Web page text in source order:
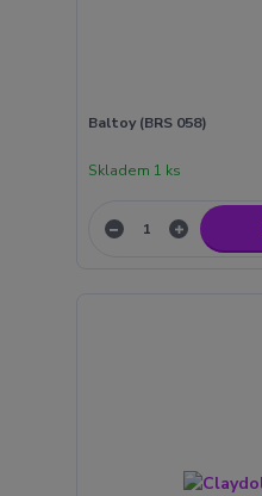
Baltoy (BRS 058)
Skladem 1 ks